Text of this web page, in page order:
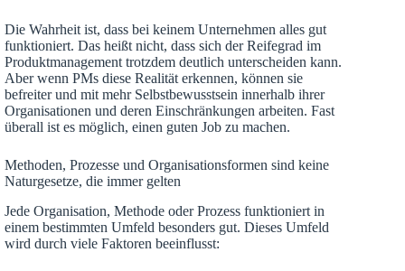
Die Wahrheit ist, dass bei keinem Unternehmen alles gut
funktioniert. Das heißt nicht, dass sich der Reifegrad im
Produktmanagement trotzdem deutlich unterscheiden kann.
Aber wenn PMs diese Realität erkennen, können sie
befreiter und mit mehr Selbstbewusstsein innerhalb ihrer
Organisationen und deren Einschränkungen arbeiten. Fast
überall ist es möglich, einen guten Job zu machen.
Methoden, Prozesse und Organisationsformen sind keine
Naturgesetze, die immer gelten
Jede Organisation, Methode oder Prozess funktioniert in
einem bestimmten Umfeld besonders gut. Dieses Umfeld
wird durch viele Faktoren beeinflusst: